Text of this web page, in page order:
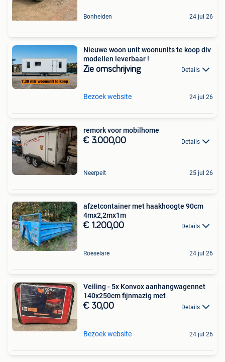
Bonheiden 24 jul 26
Nieuwe woon unit woonunits te koop div
modellen leverbaar !
Zie omschrijving Details
Bezoek website 24 jul 26
remork voor mobilhome
€ 3.000,00 Details
Neerpelt 25 jul 26
afzetcontainer met haakhoogte 90cm
4mx2,2mx1m
€ 1.200,00 Details
Roeselare 24 jul 26
Veiling - 5x Konvox aanhangwagennet
140x250cm fijnmazig met
€ 30,00 Details
Bezoek website 24 jul 26